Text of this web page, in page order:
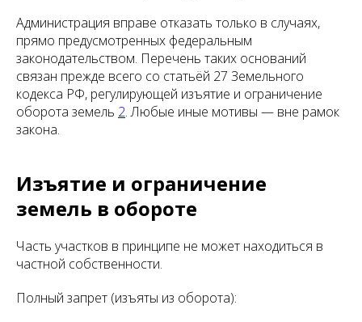
Администрация вправе отказать только в случаях,
прямо предусмотренных федеральным
законодательством. Перечень таких оснований
связан прежде всего со статьёй 27 Земельного
кодекса РФ, регулирующей изъятие и ограничение
оборота земель 2. Любые иные мотивы — вне рамок
закона.
Изъятие и ограничение
земель в обороте
Часть участков в принципе не может находиться в
частной собственности.
Полный запрет (изъяты из оборота):